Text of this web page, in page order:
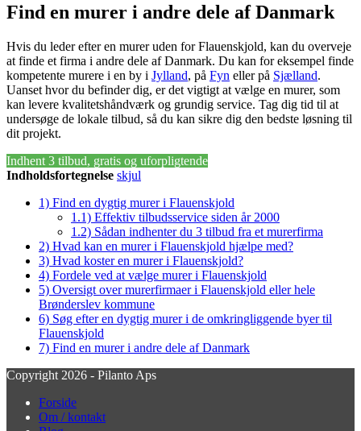
Find en murer i andre dele af Danmark
Hvis du leder efter en murer uden for Flauenskjold, kan du overveje
at finde et firma i andre dele af Danmark. Du kan for eksempel finde
kompetente murere i en by i Jylland, på Fyn eller på Sjælland.
Uanset hvor du befinder dig, er det vigtigt at vælge en murer, som
kan levere kvalitetshåndværk og grundig service. Tag dig tid til at
undersøge de lokale tilbud, så du kan sikre dig den bedste løsning til
dit projekt.
Indhent 3 tilbud, gratis og uforpligtende
Indholdsfortegnelse skjul
1) Find en dygtig murer i Flauenskjold
1.1) Effektiv tilbudsservice siden år 2000
1.2) Sådan indhenter du 3 tilbud fra et murerfirma
2) Hvad kan en murer i Flauenskjold hjælpe med?
3) Hvad koster en murer i Flauenskjold?
4) Fordele ved at vælge murer i Flauenskjold
5) Oversigt over murerfirmaer i Flauenskjold eller hele
Brønderslev kommune
6) Søg efter en dygtig murer i de omkringliggende byer til
Flauenskjold
7) Find en murer i andre dele af Danmark
Copyright 2026 - Pilanto Aps
Forside
Om / kontakt